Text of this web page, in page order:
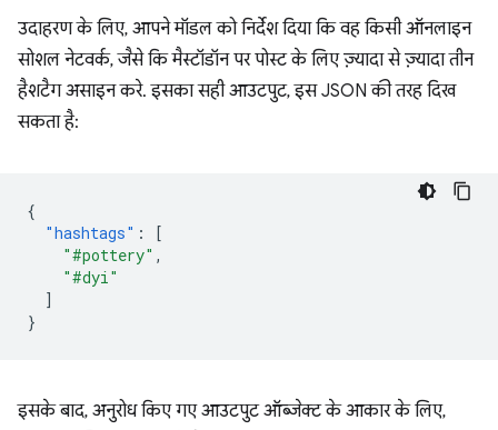
उदाहरण के लिए, आपने मॉडल को निर्देश दिया कि वह किसी ऑनलाइन
सोशल नेटवर्क, जैसे कि मैस्टॉडॉन पर पोस्ट के लिए ज़्यादा से ज़्यादा तीन
हैशटैग असाइन करे. इसका सही आउटपुट, इस JSON की तरह दिख
सकता है:
{
"hashtags" :
[
"#pottery" ,
"#dyi"
]
}
इसके बाद, अनुरोध किए गए आउटपुट ऑब्जेक्ट के आकार के लिए,